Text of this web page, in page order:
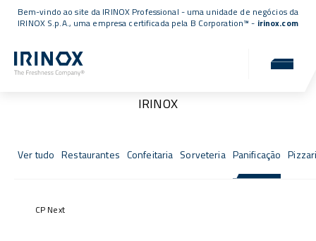
Bem-vindo ao site da IRINOX Professional - uma unidade de negócios da
IRINOX S.p.A., uma empresa certificada pela B Corporation™ - irinox.com
IRINOX
Ver tudo Restaurantes Confeitaria Sorveteria Panificação
CP Next